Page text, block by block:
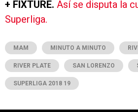
+ FIXTURE. Así se disputa la
Superliga.
MAM MINUTO A MINUTO
RIVER PLATE SAN LORENZO
SUPERLIGA 2018 19